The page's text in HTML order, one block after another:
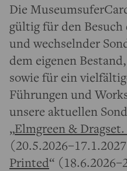
Die
gültig für den Besuch
und wechselnder
dem eigenen
sowie für ein
Führungen und
unsere aktuellen
„Elmgreen &
Printed“